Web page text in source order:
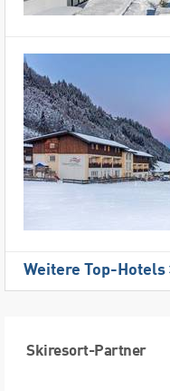
Weitere Top-Hotels
Skiresort-Partner